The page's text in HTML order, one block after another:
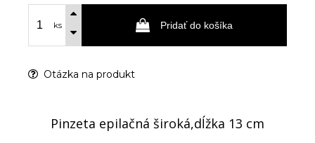
ks Pridať do košíka
Otázka na produkt
Pinzeta epilačná široká,dĺžka 13 cm